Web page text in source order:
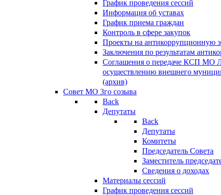
График проведения сессий
Информация об уставах
График приема граждан
Контроль в сфере закупок
Проекты на антикоррупционную
Заключения по результатам
Соглашения о передаче КСП МО
осуществлению внешнего
(архив)
Совет МО 3го созыва
Back
Депутаты
Back
Депутаты
Комитеты
Председатель Совета
Заместитель
Сведения о доходах
Материалы сессий
График проведения сессий